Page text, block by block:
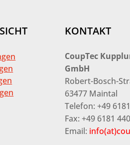
KONTAKT
CoupTec
GmbH
Robert-Bosch-
63477 Maintal
Telefon: +49
Fax: +49 6181
Email: